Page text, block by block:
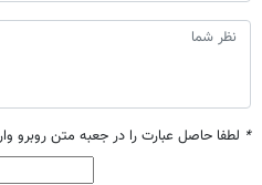
* لطفا حاصل عبارت را در جعبه متن روبرو